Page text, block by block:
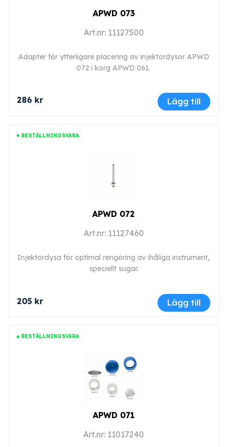
APWD 073
Art.nr: 11127500
Adapter för ytterligare placering av injektordysor APWD
072 i korg APWD 061.
286 kr Lägg till
BESTÄLLNINGSVARA
APWD 072
Art.nr: 11127460
Injektordysa för optimal rengöring av ihåliga instrument,
speciellt sugar.
205 kr Lägg till
BESTÄLLNINGSVARA
APWD 071
Art.nr: 11017240